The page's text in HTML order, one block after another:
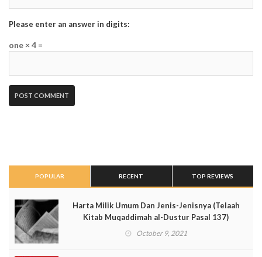
Please enter an answer in digits:
one × 4 =
POPULAR RECENT TOP REVIEWS
Harta Milik Umum Dan Jenis-Jenisnya (Telaah
Kitab Muqaddimah al-Dustur Pasal 137)
October 9, 2021